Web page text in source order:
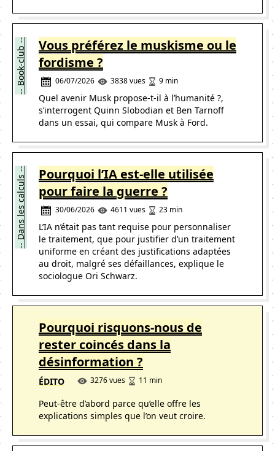
-- Book-club --
Vous préférez le muskisme ou le
fordisme ?
06/07/2026 3838 vues 9 min
Quel avenir Musk propose-t-il à l’humanité ?,
s’interrogent Quinn Slobodian et Ben Tarnoff
dans un essai, qui compare Musk à Ford.
-- Dans les calculs --
Pourquoi l’IA est-elle utilisée
pour faire la guerre ?
30/06/2026 4611 vues 23 min
L’IA n’était pas tant requise pour personnaliser
le traitement, que pour justifier d’un traitement
uniforme en créant des justifications adaptées
au droit, malgré ses défaillances, explique le
sociologue Ori Schwarz.
Pourquoi risquons-nous de
rester coincés dans la
désinformation ?
ÉDITO 3276 vues 11 min
Peut-être d’abord parce qu’elle offre les
explications simples que l’on veut croire.